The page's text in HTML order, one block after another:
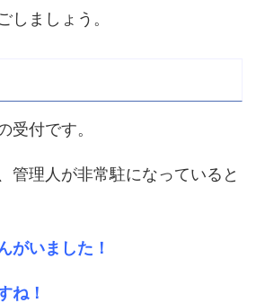
しましょう。
受付です。
管理人が非常駐になっていると
がいました！
ね！